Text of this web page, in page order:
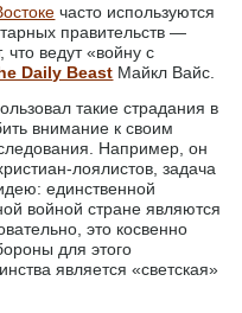
часто используются
правительств —
ведут «войну с
Daily Beast Майкл Вайс.
такие страдания в
внимание к своим
Например, он
лоялистов, задача
единственной
войной стране являются
это косвенно
для этого
является «светская»